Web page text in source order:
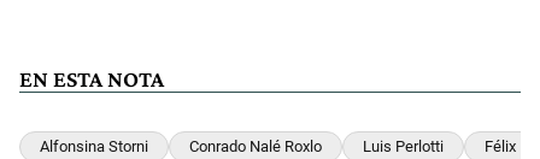
EN ESTA NOTA
Alfonsina Storni Conrado Nalé Roxlo Luis Perlotti Félix